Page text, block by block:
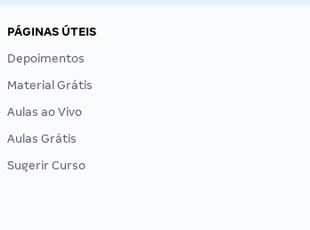
PÁGINAS ÚTEIS
Depoimentos
Material Grátis
Aulas ao Vivo
Aulas Grátis
Sugerir Curso